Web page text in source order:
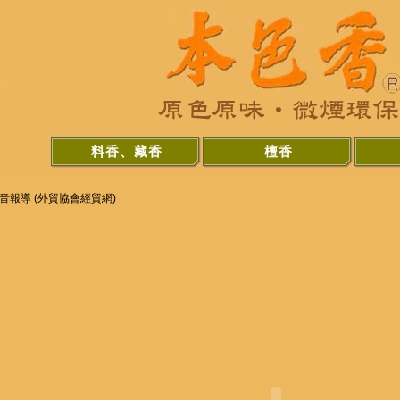
料香、藏香 檀香
報導 (外貿協會經貿網)